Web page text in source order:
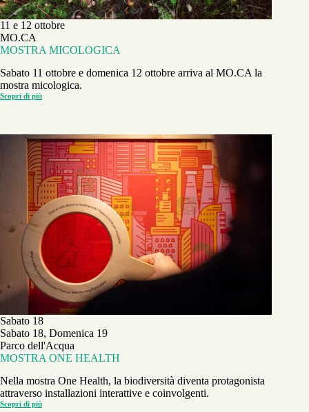
11 e 12 ottobre
MO.CA
MOSTRA MICOLOGICA
Sabato 11 ottobre e domenica 12 ottobre arriva al MO.CA la
mostra micologica.
Scopri di più
MOSTRA
Sabato 18
Sabato 18, Domenica 19
Parco dell'Acqua
MOSTRA ONE HEALTH
Nella mostra One Health, la biodiversità diventa protagonista
attraverso installazioni interattive e coinvolgenti.
Scopri di più
MOSTRA